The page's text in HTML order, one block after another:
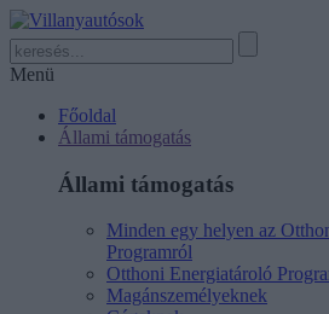
Menü
Főoldal
Állami támogatás
Állami támogatás
Minden egy helyen az
Programról
Otthoni Energiatároló
Magánszemélyeknek